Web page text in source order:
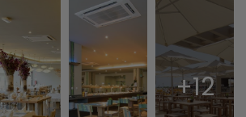
+12